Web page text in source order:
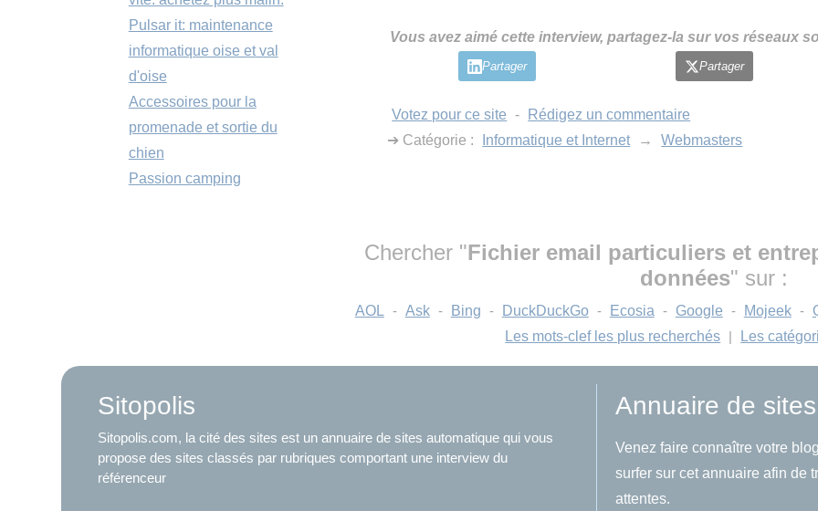
Vous avez aimé cette interview, partagez-la sur vos réseaux
Partager Partager
Votez pour ce site -
Rédigez un commentaire
➔ Catégorie :
Informatique et Internet → Webmasters
Chercher "Fichier email particuliers et
données" sur :
AOL - Ask - Bing - DuckDuckGo - Ecosia - Google - Mojeek -
Les mots-clef les plus recherchés | Les
Pulsar it: maintenance
informatique oise et val
d'oise
Accessoires pour la
promenade et sortie du
chien
Passion camping
Sitopolis
Sitopolis.com, la cité des sites est un annuaire de sites automatique qui vous
propose des sites classés par rubriques comportant une interview du
référenceur
Annuaire de sites
Venez faire connaître votre
surfer sur cet annuaire afin de
attentes.